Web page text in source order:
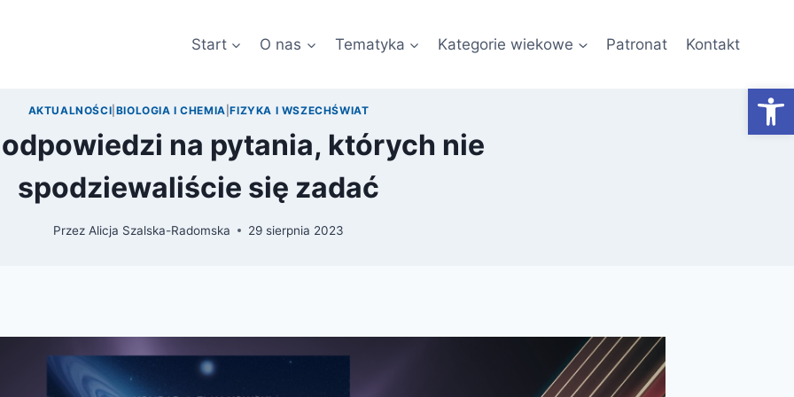
Start O nas Tematyka Kategorie wiekowe Patronat Kontakt
AKTUALNOŚCI BIOLOGIA I CHEMIA |FIZYKA I WSZECHŚWIAT
na pytania, których nie
spodziewaliście się zadać
Przez Alicja Szalska-Radomska 29 sierpnia 2023